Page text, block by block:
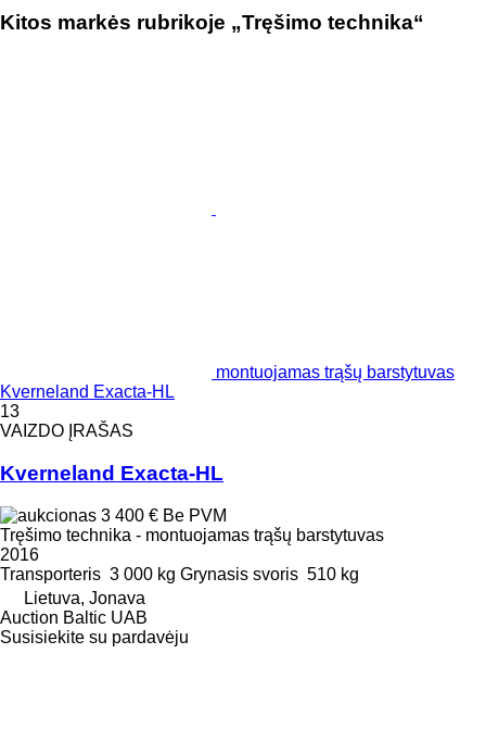
Kitos markės rubrikoje „Tręšimo technika“
montuojamas trąšų barstytuvas
Kverneland Exacta-HL
13
VAIZDO ĮRAŠAS
Kverneland Exacta-HL
3 400 € Be PVM
Tręšimo technika - montuojamas trąšų barstytuvas
2016
Transporteris 3 000 kg Grynasis svoris 510 kg
Lietuva, Jonava
Auction Baltic UAB
Susisiekite su pardavėju